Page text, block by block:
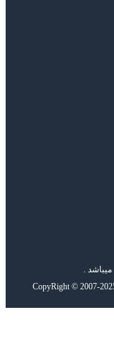
میباشد .